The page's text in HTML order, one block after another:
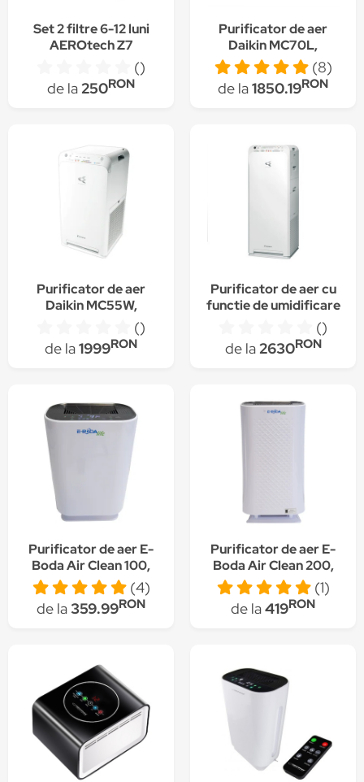
Set 2 filtre 6-12 luni
AEROtech Z7
()
de la250RON
Purificator de aer
Daikin MC70L,
tehnologie Daikin
Streamer, 6 etape de
filtrare
(8)
de la1850.19RON
Purificator de aer
Daikin MC55W,
tehnologie Daikin
Flash Streamer, 6
nivele de filtrare, 4
Tehnologia Flash
Streamer, Modul
Turbo
()
de la1999RON
Purificator de aer cu
functie de umidificare
Daikin MCK55W,
tehnologie Daikin
Flash Steamer, 6 nivele
Modul Turbo
()
de la2630RON
Purificator de aer E-
Boda Air Clean 100,
Filtru HEPA(4)
de la359.99RON
Purificator de aer E-
Boda Air Clean 200,
Filtru HEPA(1)
de la419RON